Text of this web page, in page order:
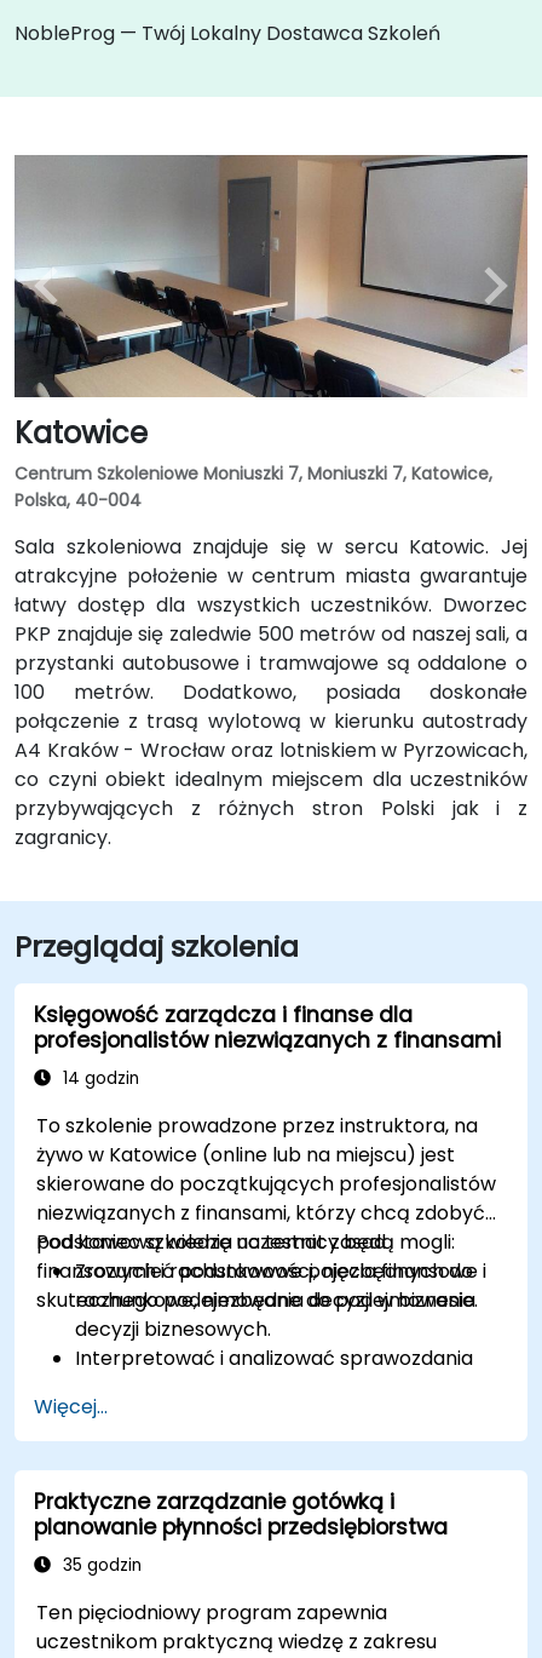
NobleProg — Twój Lokalny Dostawca Szkoleń
Katowice
Centrum Szkoleniowe Moniuszki 7, Moniuszki 7, Katowice,
Polska, 40-004
Sala szkoleniowa znajduje się w sercu Katowic. Jej
atrakcyjne położenie w centrum miasta gwarantuje
łatwy dostęp dla wszystkich uczestników. Dworzec
PKP znajduje się zaledwie 500 metrów od naszej sali, a
przystanki autobusowe i tramwajowe są oddalone o
100 metrów. Dodatkowo, posiada doskonałe
połączenie z trasą wylotową w kierunku autostrady
A4 Kraków - Wrocław oraz lotniskiem w Pyrzowicach,
co czyni obiekt idealnym miejscem dla uczestników
przybywających z różnych stron Polski jak i z
zagranicy.
Przeglądaj szkolenia
Księgowość zarządcza i finanse dla
profesjonalistów niezwiązanych z finansami
14 godzin
To szkolenie prowadzone przez instruktora, na
żywo w Katowice (online lub na miejscu) jest
skierowane do początkujących profesjonalistów
niezwiązanych z finansami, którzy chcą zdobyć
podstawową wiedzę na temat zasad
finansowych i rachunkowości, niezbędnych do
skutecznego podejmowania decyzji w biznesie.
Pod koniec szkolenia uczestnicy będą mogli:
Zrozumieć podstawowe pojęcia finansowe i
rachunkowe, niezbędne do podejmowania
decyzji biznesowych.
Interpretować i analizować sprawozdania
bilanse oraz rachunki przepływów
pieniężnych.
Stosować kluczowe wskaźniki finansowe do
oceny kondycji finansowej firmy.
Tworzyć i zarządzać budżetami oraz
przeprowadzać analizę odchyleń w celu
Wykorzystywać analizę progu rentowności
do wspierania decyzji operacyjnych i
Więcej...
Praktyczne zarządzanie gotówką i
planowanie płynności przedsiębiorstwa
35 godzin
Ten pięciodniowy program zapewnia
uczestnikom praktyczną wiedzę z zakresu